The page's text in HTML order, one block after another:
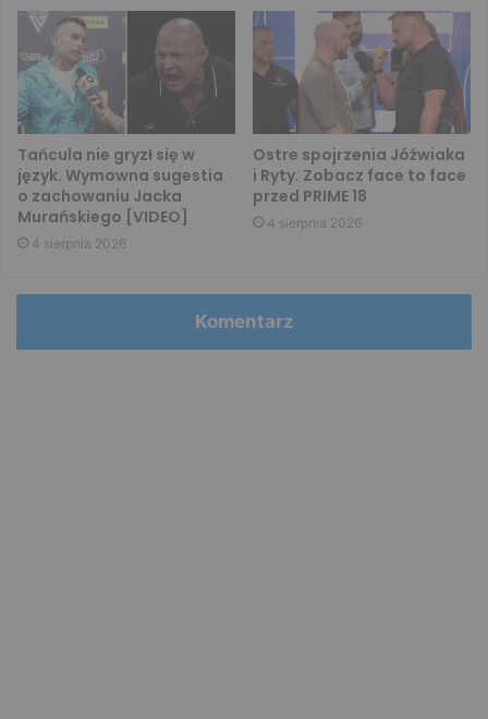
Tańcula nie gryzł się w
język. Wymowna sugestia
o zachowaniu Jacka
Murańskiego [VIDEO]
4 sierpnia 2026
Ostre spojrzenia Jóźwiaka
i Ryty. Zobacz face to face
przed PRIME 18
4 sierpnia 2026
Komentarz